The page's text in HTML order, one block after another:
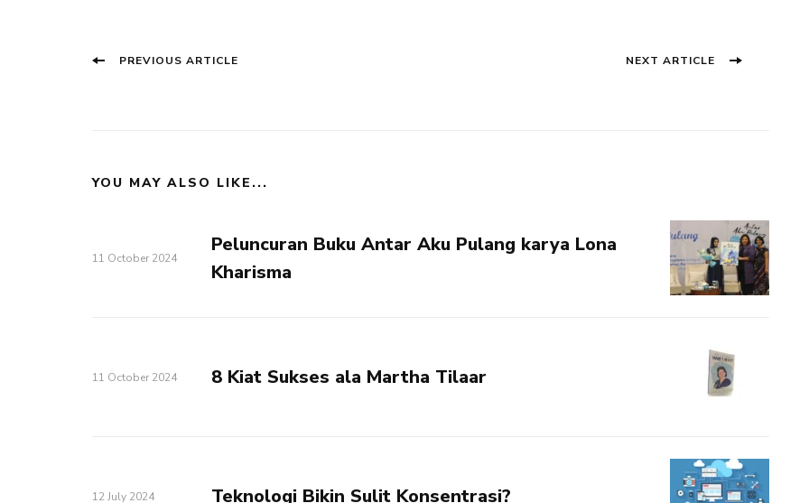
PostPREVIOUS ARTICLE NEXT ARTICLE
Next
YOU MAY ALSO LIKE...
11 October 2024
Peluncuran Buku Antar Aku Pulang karya Lona
Kharisma
11 October 2024 8 Kiat Sukses ala Martha Tilaar
12 July 2024 Teknologi Bikin Sulit Konsentrasi?